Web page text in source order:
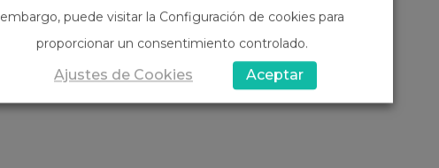
embargo, puede visitar la Configuración de cookies para
proporcionar un consentimiento controlado.
Ajustes de Cookies Aceptar